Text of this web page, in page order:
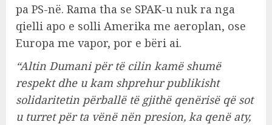
pa PS-në. Rama tha se SPAK-u nuk ra nga
qielli apo e solli Amerika me aeroplan, ose
Europa me vapor, por e bëri ai.
“Altin Dumani për të cilin kamë shumë
respekt dhe u kam shprehur publikisht
solidaritetin përballë të gjithë qenërisë që sot
u turret për ta vënë nën presion, ka qenë aty,